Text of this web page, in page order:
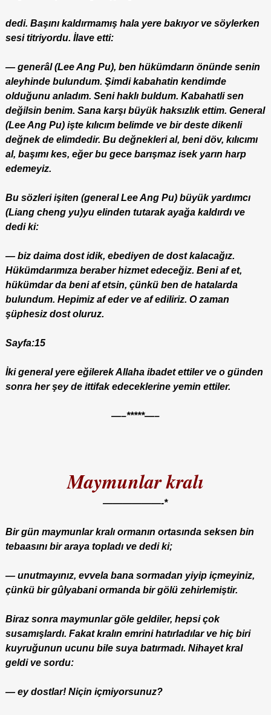
dedi. Başını kaldırmamış hala yere bakıyor ve söylerken
sesi titriyordu. İlave etti:
— generâl (Lee Ang Pu), ben hükümdarın önünde senin
aleyhinde bulundum. Şimdi kabahatin kendimde
olduğunu anladım. Seni haklı buldum. Kabahatli sen
değilsin benim. Sana karşı büyük haksızlık ettim. General
(Lee Ang Pu) işte kılıcım belimde ve bir deste dikenli
değnek de elimdedir. Bu değnekleri al, beni döv, kılıcımı
al, başımı kes, eğer bu gece barışmaz isek yarın harp
edemeyiz.
Bu sözleri işiten (general Lee Ang Pu) büyük yardımcı
(Liang cheng yu)yu elinden tutarak ayağa kaldırdı ve
dedi ki:
— biz daima dost idik, ebediyen de dost kalacağız.
Hükümdarımıza beraber hizmet edeceğiz. Beni af et,
hükümdar da beni af etsin, çünkü ben de hatalarda
bulundum. Hepimiz af eder ve af ediliriz. O zaman
şüphesiz dost oluruz.
Sayfa:15
İki general yere eğilerek Allaha ibadet ettiler ve o günden
sonra her şey de ittifak edeceklerine yemin ettiler.
—–*****—–
Maymunlar kralı
——————-*
Bir gün maymunlar kralı ormanın ortasında seksen bin
tebaasını bir araya topladı ve dedi ki;
— unutmayınız, evvela bana sormadan yiyip içmeyiniz,
çünkü bir gûlyabani ormanda bir gölü zehirlemiştir.
Biraz sonra maymunlar göle geldiler, hepsi çok
susamışlardı. Fakat kralın emrini hatırladılar ve hiç biri
kuyruğunun ucunu bile suya batırmadı. Nihayet kral
geldi ve sordu:
— ey dostlar! Niçin içmiyorsunuz?